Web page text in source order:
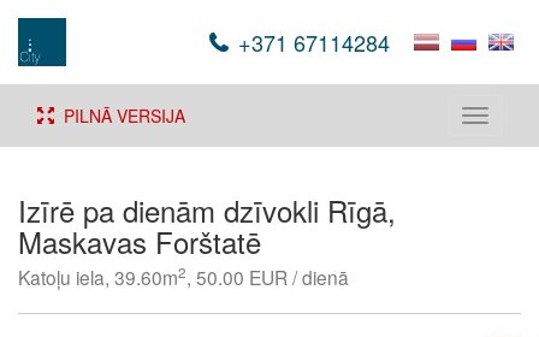
+371 67114284
Toggle
PILNĀ VERSIJA
Izīrē pa dienām dzīvokli Rīgā,
Maskavas Forštatē
Katoļu iela, 39.60m2, 50.00 EUR / dienā